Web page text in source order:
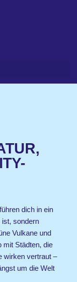
dich in ein
sondern
Vulkane und
mit Städten, die
wirken vertraut –
um die Welt